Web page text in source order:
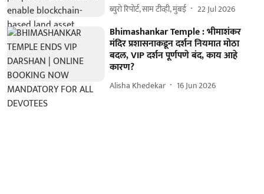
ब्युरो रिपोर्ट, साम टीव्ही, मुंबई 22 Jul 2026
Bhimashankar Temple : भीमाशंकर
मंदिर प्रशासनाकडून दर्शन नियमात मोठा
बदल, VIP दर्शन पूर्णपणे बंद, काय आहे
कारण?
Alisha Khedekar 16 Jun 2026